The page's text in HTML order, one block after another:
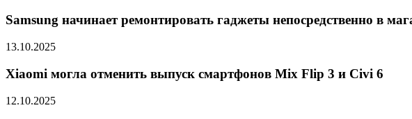
Samsung начинает ремонтировать гаджеты непосредственно в
13.10.2025
Xiaomi могла отменить выпуск смартфонов Mix Flip 3 и Civi 6
12.10.2025